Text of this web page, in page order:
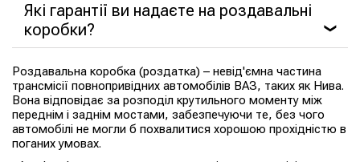
Які гарантії ви надаєте на роздавальні
коробки?
❯
Роздавальна коробка (роздатка) – невід'ємна частина
трансмісії повнопривідних автомобілів ВАЗ, таких як Нива.
Вона відповідає за розподіл крутильного моменту між
переднім і заднім мостами, забезпечуючи те, без чого
автомобілі не могли б похвалитися хорошою прохідністю в
поганих умовах.